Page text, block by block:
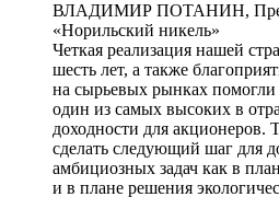
ВЛАДИМИР ПОТАНИН,
«Норильский никель»
Четкая реализация нашей
шесть лет, а также
на сырьевых рынках помогли
один из самых высоких в
доходности для акционеров.
сделать следующий шаг для
амбициозных задач как в
и в плане решения